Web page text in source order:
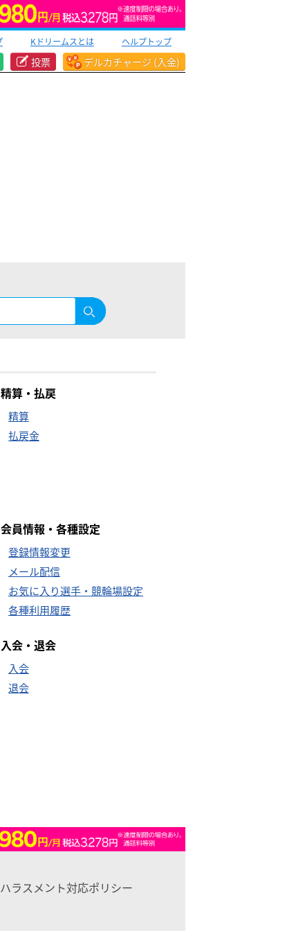
Kドリームスとは ヘルプトップ
投票 デルカチャージ (入金)
精算・払戻
精算
払戻金
会員情報・各種設定
登録情報変更
メール配信
お気に入り選手・競輪場設定
各種利用履歴
入会・退会
入会
退会
ラスメント対応ポリシー